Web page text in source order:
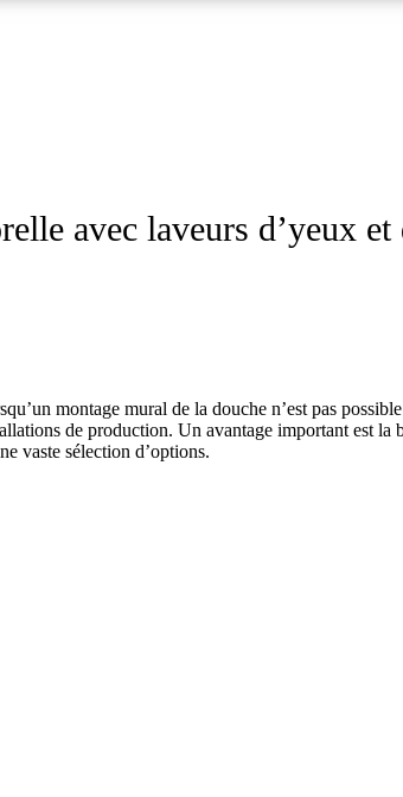
avec laveurs d’yeux
montage mural de la douche n’est pas
de production. Un avantage important est
vaste sélection d’options.